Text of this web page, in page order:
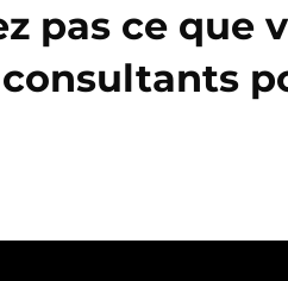
pas ce que